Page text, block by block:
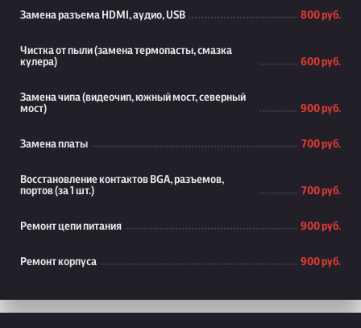
Замена разъема HDMI, аудио, USB 800 руб.
Чистка от пыли (замена термопасты, смазка
кулера)
600 руб.
Замена чипа (видеочип, южный мост, северный
мост)
900 руб.
Замена платы 700 руб.
Восстановление контактов BGA, разъемов,
портов (за 1 шт.)
700 руб.
Ремонт цепи питания 900 руб.
Ремонт корпуса 900 руб.